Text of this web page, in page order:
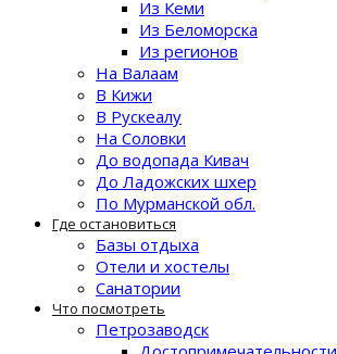
Из Кеми
Из Беломорска
Из регионов
На Валаам
В Кижи
В Рускеалу
На Соловки
До водопада Кивач
До Ладожских шхер
По Мурманской обл.
Где остановиться
Базы отдыха
Отели и хостелы
Санатории
Что посмотреть
Петрозаводск